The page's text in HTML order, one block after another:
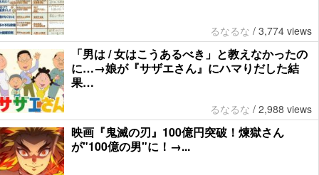
るなるな / 3,774 views
「男は / 女はこうあるべき」と教えなかったの
に…→娘が『サザエさん』にハマりだした結
果…
るなるな / 2,988 views
映画『鬼滅の刃』100億円突破！煉獄さん
が"100億の男"に！→...